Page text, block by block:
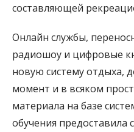
составляющей
Онлайн службы,
радиошоу и цифровые
новую систему отдыха,
момент и в всяком
материала на базе
обучения предоставила